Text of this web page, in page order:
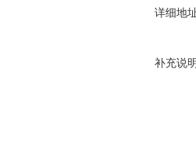
详细地
补充说